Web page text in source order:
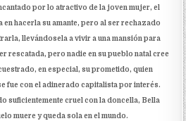
por lo atractivo de la joven mujer, el
hacerla su amante, pero al ser rechazado
llevándosela a vivir a una mansión para
rescatada, pero nadie en su pueblo natal cree
en especial, su prometido, quien
fue con el adinerado capitalista por interés.
suficientemente cruel con la doncella, Bella
muere y queda sola en el mundo.